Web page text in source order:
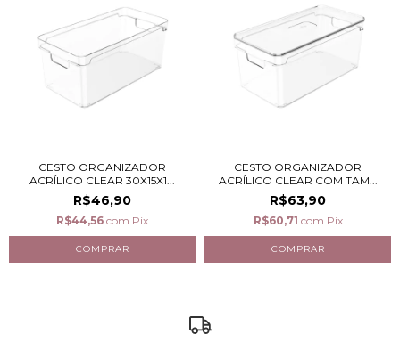
CESTO ORGANIZADOR
ACRÍLICO CLEAR 30X15X1...
R$46,90
R$44,56 com Pix
CESTO ORGANIZADOR
ACRÍLICO CLEAR COM TAM...
R$63,90
R$60,71 com Pix